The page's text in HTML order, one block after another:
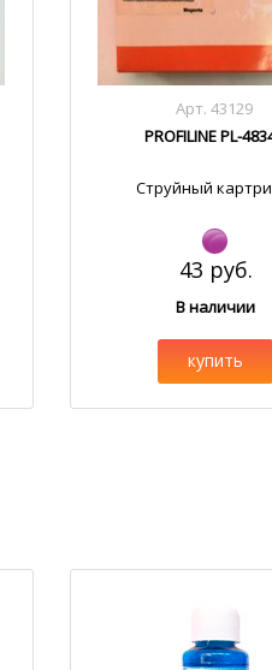
Арт. 43129
PROFILINE PL-
Струйный
43 руб.
В наличии
купить